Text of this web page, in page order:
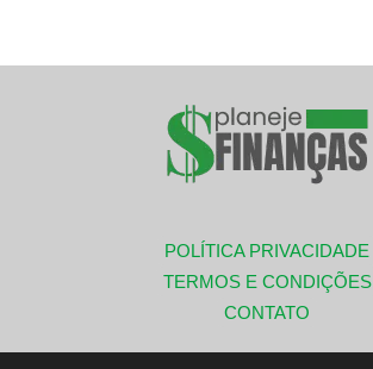
POLÍTICA PRIVACIDADE
TERMOS E CONDIÇÕES
CONTATO